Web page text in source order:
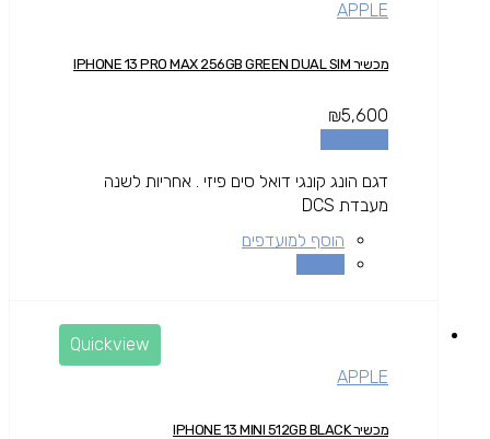
APPLE
מכשיר IPHONE 13 PRO MAX 256GB GREEN DUAL SIM
₪5,600
דגם הונג קונגי דואל סים פיזי . אחריות לשנה
מעבדת DCS
הוסף למועדפים
Quickview
APPLE
מכשיר IPHONE 13 MINI 512GB BLACK